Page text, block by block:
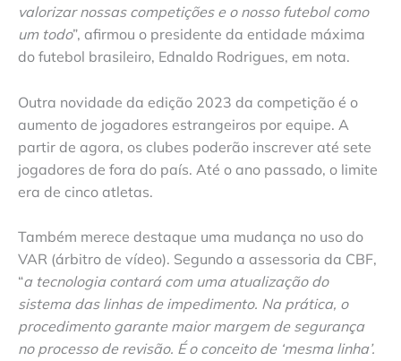
valorizar nossas competições e o nosso futebol como
um todo”, afirmou o presidente da entidade máxima
do futebol brasileiro, Ednaldo Rodrigues, em nota.
Outra novidade da edição 2023 da competição é o
aumento de jogadores estrangeiros por equipe. A
partir de agora, os clubes poderão inscrever até sete
jogadores de fora do país. Até o ano passado, o limite
era de cinco atletas.
Também merece destaque uma mudança no uso do
VAR (árbitro de vídeo). Segundo a assessoria da CBF,
“a tecnologia contará com uma atualização do
sistema das linhas de impedimento. Na prática, o
procedimento garante maior margem de segurança
no processo de revisão. É o conceito de ‘mesma linha’.